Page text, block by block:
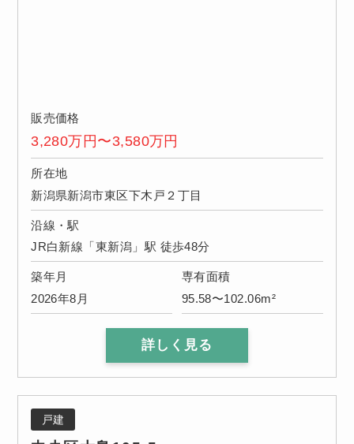
販売価格
3,280万円〜3,580万円
所在地
新潟県新潟市東区下木戸２丁目
沿線・駅
JR白新線「東新潟」駅 徒歩48分
築年月
2026年8月
専有面積
95.58〜102.06m²
詳しく見る
戸建